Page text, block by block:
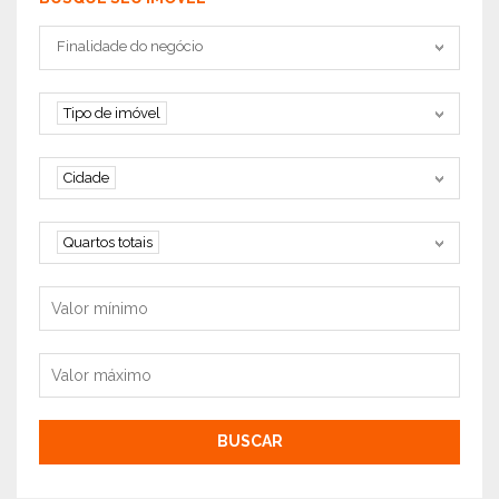
Tipo negociação
Finalidade do negócio
Tipo de imóvel
Tipo de imóvel
Cidade
Cidade
Quartos
Quartos totais
Valor mínimo
Valor máximo
BUSCAR